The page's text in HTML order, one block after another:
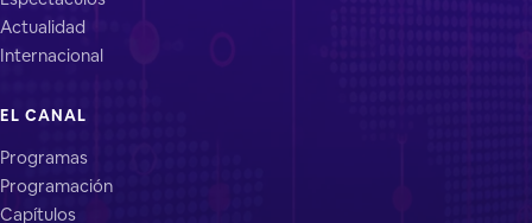
Actualidad
Internacional
EL CANAL
Programas
Programación
Capítulos